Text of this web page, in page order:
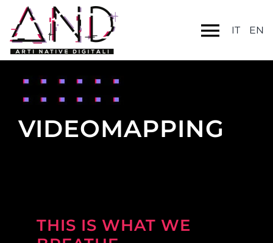
IT EN
VIDEOMAPPING
THIS IS WHAT WE